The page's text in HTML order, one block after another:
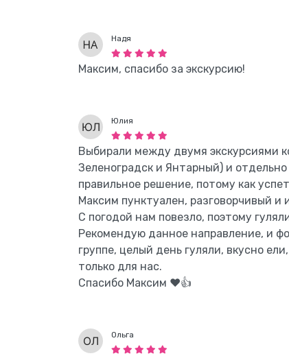
Надя
Максим, спасибо за экскурсию!
Юлия
Выбирали между двумя экскурсиями
Зеленоградск и Янтарный) и
правильное решение, потому как
Максим пунктуален, разговорчивый
С погодой нам повезло, поэтому
Рекомендую данное направление, и
группе, целый день гуляли, вкусно
только для нас.
Спасибо Максим ♥️👍
Ольга